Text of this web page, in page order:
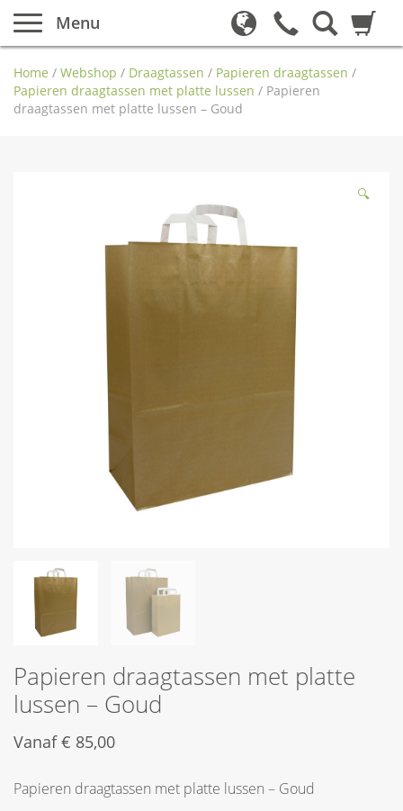
Menu
Home / Webshop / Draagtassen / Papieren draagtassen /
Papieren draagtassen met platte lussen / Papieren
draagtassen met platte lussen – Goud
🔍
Papieren draagtassen met platte
lussen – Goud
Vanaf€ 85,00
Papieren draagtassen met platte lussen – Goud